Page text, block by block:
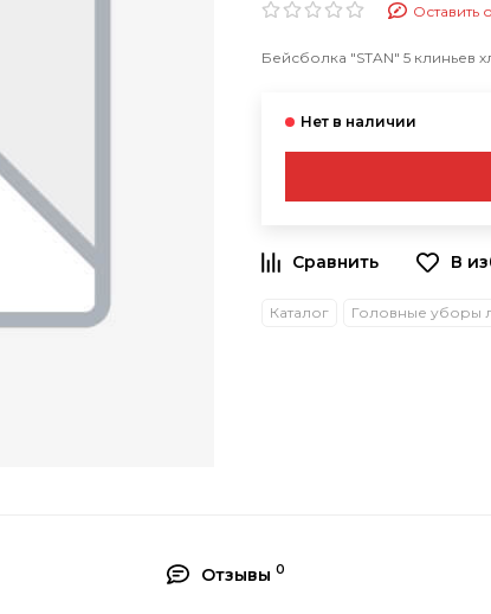
Оставить
Бейсболка "STAN" 5 клиньев
В
Каталог
Отзывы 0